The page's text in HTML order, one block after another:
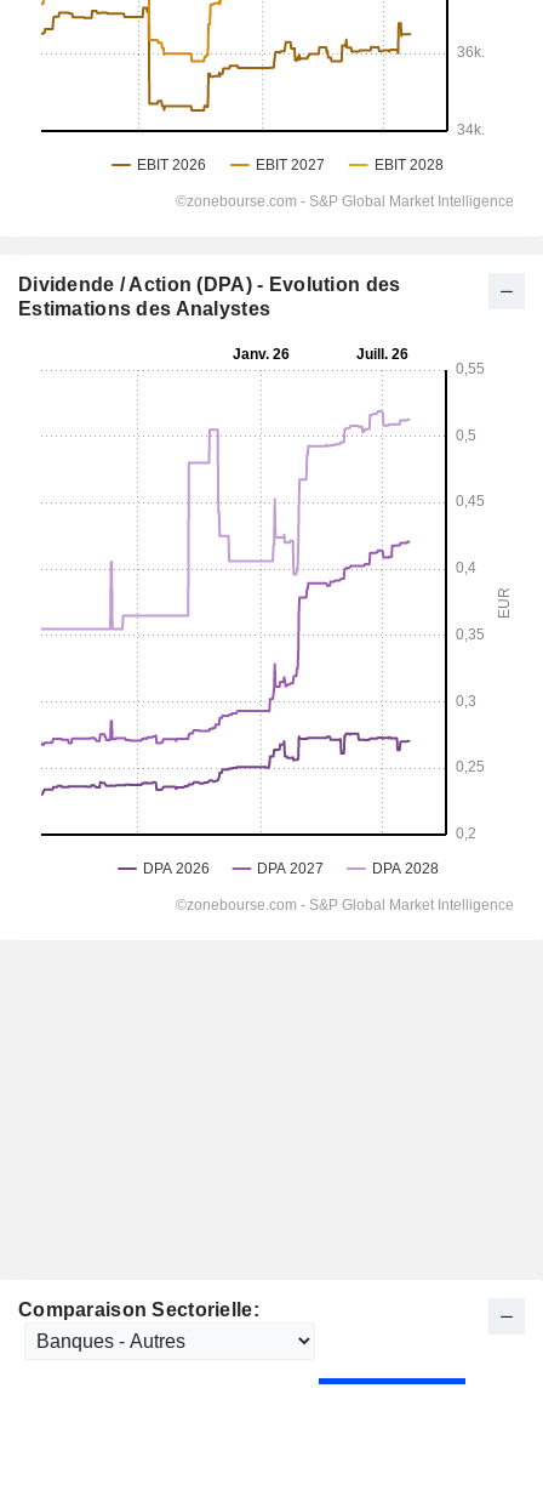
Dividende / Action (DPA) - Evolution des
Estimations des Analystes
Comparaison Sectorielle: